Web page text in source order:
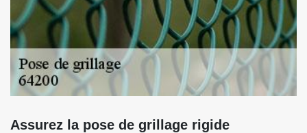
Assurez la pose de grillage rigide